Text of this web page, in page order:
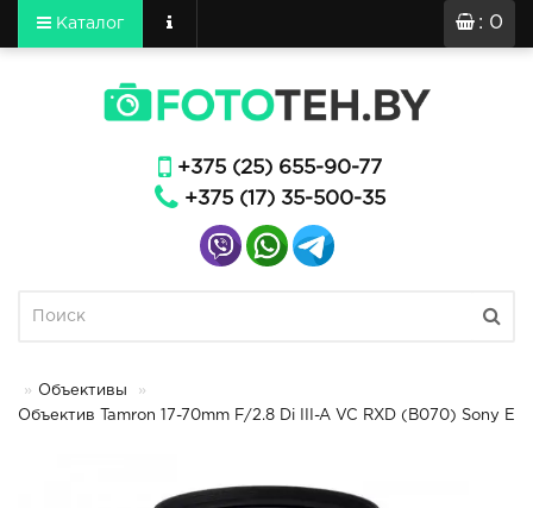
: 0
Каталог
+375 (25) 655-90-77
+375 (17) 35-500-35
Объективы
Объектив Tamron 17-70mm F/2.8 Di III-A VC RXD (B070) Sony E